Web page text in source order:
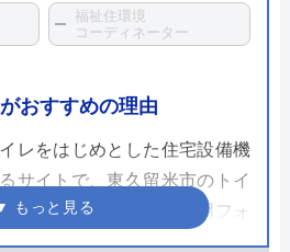
福祉住環境
コーディネーター
おすすめの理由
レをはじめとした住宅設備機
サイトで、東久留米市のトイ
ています。見積もり専用フォ
けで見積もりが進むため、現